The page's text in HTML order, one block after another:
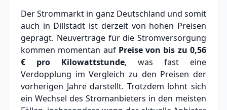
Der Strommarkt in ganz Deutschland und somit
auch in Dillstädt ist derzeit von hohen Preisen
geprägt. Neuverträge für die Stromversorgung
kommen momentan auf Preise von bis zu0,56
€ pro Kilowattstunde, was fast eine
Verdopplung im Vergleich zu den Preisen der
vorherigen Jahre darstellt. Trotzdem lohnt sich
ein Wechsel des Stromanbieters in den meisten